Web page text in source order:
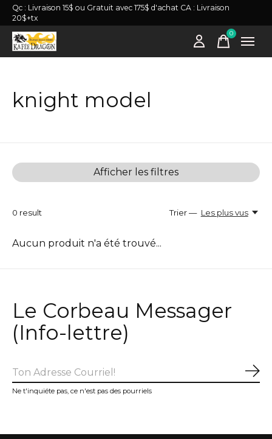
Qc : Livraison 15$ ou Gratuit avec 175$ d'achat CA : Livraison
20$+tx
0items
knight model
Afficher les filtres
0 result Trier — Les plus vus
Aucun produit n'a été trouvé...
Le Corbeau Messager
(Info-lettre)
Ne t'inquiéte pas, ce n'est pas des pourriels